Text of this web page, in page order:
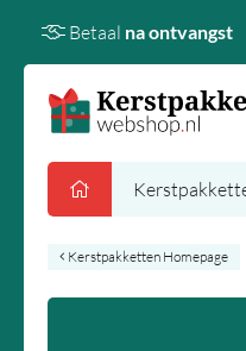
Betaal na ontvangst
Kerstpakketten Homepage